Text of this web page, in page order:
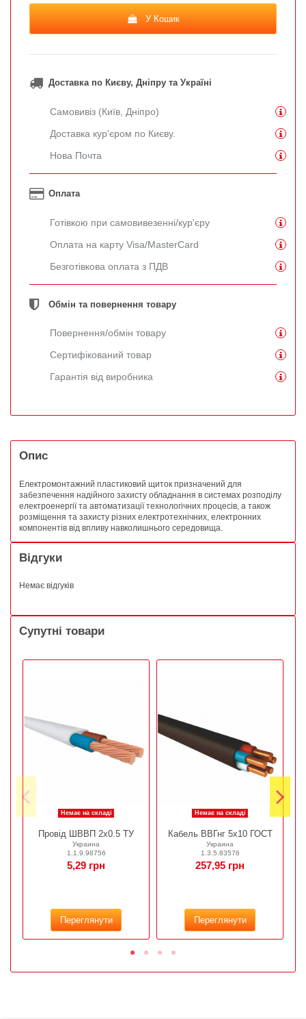
У Кошик
Доставка по Києву, Дніпру та Україні
Самовивіз (Київ, Дніпро)
Доставка кур'єром по Києву.
Нова Почта
Оплата
Готівкою при самовивезенні/кур'єру
Оплата на карту Visa/MasterCard
Безготівкова оплата з ПДВ
Обмін та повернення товару
Повернення/обмін товару
Сертифікований товар
Гарантія від виробника
Опис
Електромонтажний пластиковий щиток призначений для
забезпечення надійного захисту обладнання в системах розподілу
електроенергії та автоматизації технологічних процесів, а також
розміщення та захисту різних електротехнічних, електронних
компонентів від впливу навколишнього середовища.
Відгуки
Немає відгуків
Супутні товари
Немає на складі
Провід ШВВП 2х0.5 ТУ
Украина
1.1.9.98756
5,29 грн
Переглянути
Немає на складі
Кабель ВВГнг 5х10 ГОСТ
Украина
1.3.5.83576
257,95 грн
Переглянути